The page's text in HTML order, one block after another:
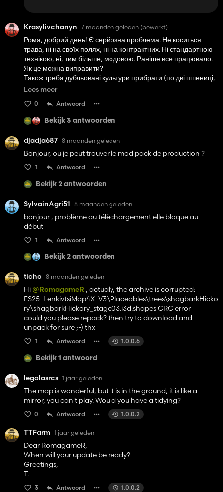
Krasylivchanyn 7 maanden geleden (bewerkt)
Рома, добрий день! Є серйозна проблема. Не коситься
трава, ні на своїх полях, ні на контрактних. Ні стандартною
технікою, ні, тим більше, модовою. Раніше все працювало.
Як це можна виправити?
Також треба дубльовані культури прибрати (по дві пшениці,
ячменя, каноли, сої і т.д.). Через це машини, запущені
Lees meer
0 Antwoord
Bekijk 3 antwoorden
djadja687 8 maanden geleden
Bonjour, ou je peut trouver le mod pack de production ?
1 Antwoord
Bekijk 2 antwoorden
SylvainAgri51 8 maanden geleden
bonjour , problème au télèchargement elle bloque au
début
1 Antwoord
Bekijk 2 antwoorden
ticho 8 maanden geleden
Hi @RomagameR , actualy, the archive is corrupted:
FS25_LenkivtsiMap4X_V3\Placeables\trees\shagbarkHicko
ry\shagbarkHickory_stage03.i3d.shapes CRC error
could you please repack? then try to download and
unpack for sure ;-) thx
1 Antwoord 1.0.0.6
Bekijk 1 antwoord
legolasrcs 1 jaar geleden
The map is wonderful, but it is in the ground, it is like a
mirror, you can't play. Would you have a tidying?
0 Antwoord 1.0.0.2
TTFarm 1 jaar geleden
Dear RomagameR,
When will your update be ready?
Greetings,
T.
3 Antwoord 1.0.0.2